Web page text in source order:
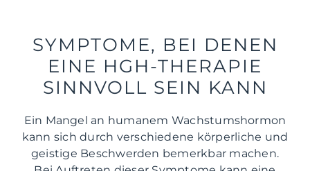
SYMPTOME, BEI DENEN
EINE HGH-THERAPIE
SINNVOLL SEIN KANN
Ein Mangel an humanem Wachstumshormon
kann sich durch verschiedene körperliche und
geistige Beschwerden bemerkbar machen.